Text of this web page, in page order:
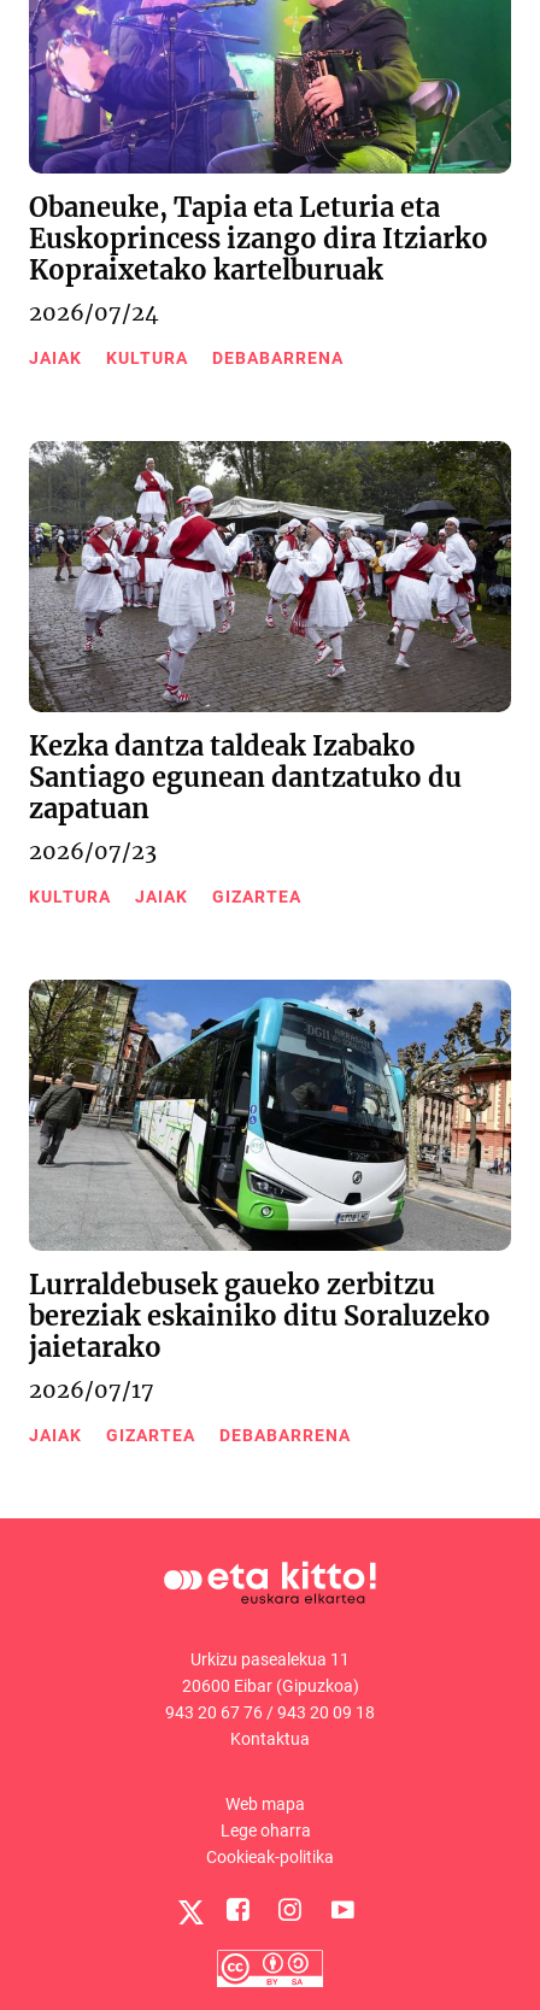
Obaneuke, Tapia eta Leturia eta
Euskoprincess izango dira Itziarko
Kopraixetako kartelburuak
2026/07/24
JAIAK KULTURA DEBABARRENA
Kezka dantza taldeak Izabako
Santiago egunean dantzatuko du
zapatuan
2026/07/23
KULTURA JAIAK GIZARTEA
Lurraldebusek gaueko zerbitzu
bereziak eskainiko ditu Soraluzeko
jaietarako
2026/07/17
JAIAK GIZARTEA DEBABARRENA
Urkizu pasealekua 11
20600 Eibar (Gipuzkoa)
943 20 67 76/943 20 09 18
Kontaktua
Web mapa
Lege oharra
Cookieak-politika